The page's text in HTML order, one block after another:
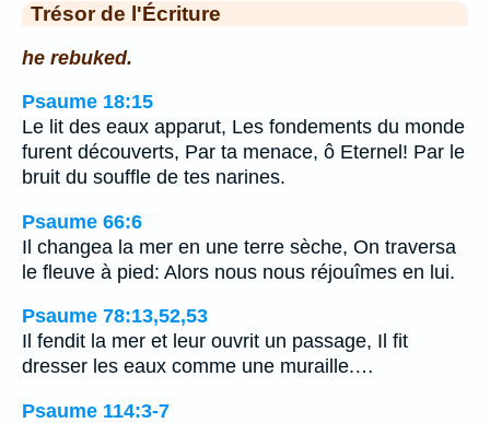
Trésor de l'Écriture
he rebuked.
Psaume 18:15
Le lit des eaux apparut, Les fondements du monde
furent découverts, Par ta menace, ô Eternel! Par le
bruit du souffle de tes narines.
Psaume 66:6
Il changea la mer en une terre sèche, On traversa
le fleuve à pied: Alors nous nous réjouîmes en lui.
Psaume 78:13,52,53
Il fendit la mer et leur ouvrit un passage, Il fit
dresser les eaux comme une muraille.…
Psaume 114:3-7